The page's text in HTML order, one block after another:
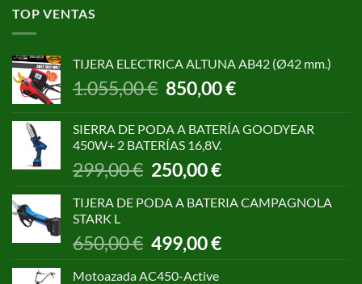
TOP VENTAS
TIJERA ELECTRICA ALTUNA AB42 (Ø42 mm.)
1.055,00€ El
precio
era:
1.055,00 €.
850,00€El
precio
es:
SIERRA DE PODA A BATERÍA GOODYEAR
450W+ 2 BATERÍAS 16,8V.
299,00€ El
precio
original
299,00 €.
250,00€El
precio
actual
250,00 €.
TIJERA DE PODA A BATERIA CAMPAGNOLA
STARK L
650,00€
El
precio
original
499,00€El
precio
Motoazada AC450-Active